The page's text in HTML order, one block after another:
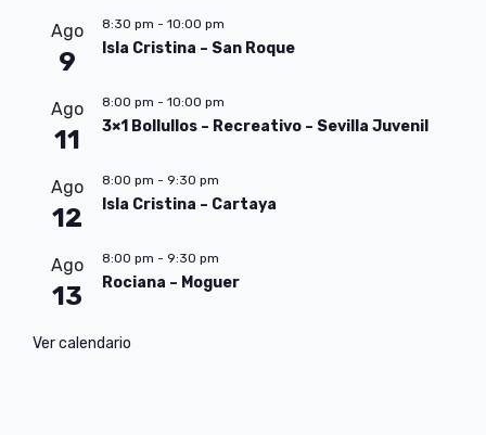
Ago
9
8:30 pm - 10:00 pm
Isla Cristina – San Roque
Ago
11
8:00 pm - 10:00 pm
3×1 Bollullos – Recreativo – Sevilla Juvenil
Ago
12
8:00 pm - 9:30 pm
Isla Cristina – Cartaya
Ago
13
8:00 pm - 9:30 pm
Rociana – Moguer
Ver calendario